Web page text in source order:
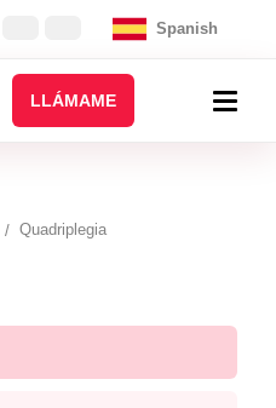
Spanish
LLÁMAME
Quadriplegia